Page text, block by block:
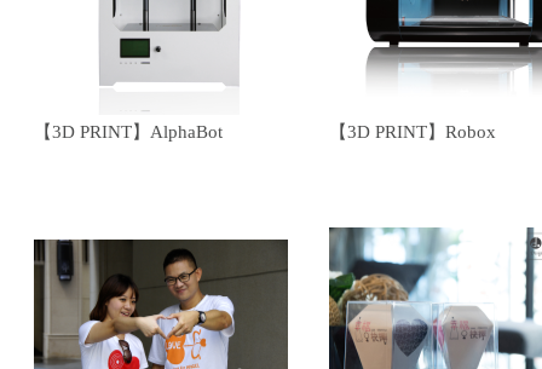
【3D PRINT】AlphaBot 【3D PRINT】Robox